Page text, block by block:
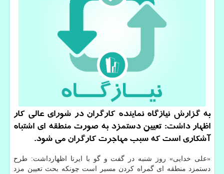
به گزارش نیازگاه نماینده كارگران در شورای عالی كار
اظهار داشت: تعیین دستمزد به صورت منطقه ای اشتباه
آشكاری است كه سبب مهاجرت كارگران می شود.
«علی خدایی» روز شنبه در گفت و گو با ایرنا اظهارداشت: طرح
دستمزد منطقه ای گمراه كردن مسیر است چونكه بحث تعیین مزد